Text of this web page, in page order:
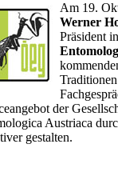
Am 19.
Werner
Präsident
der
Austriaca
gestalten.